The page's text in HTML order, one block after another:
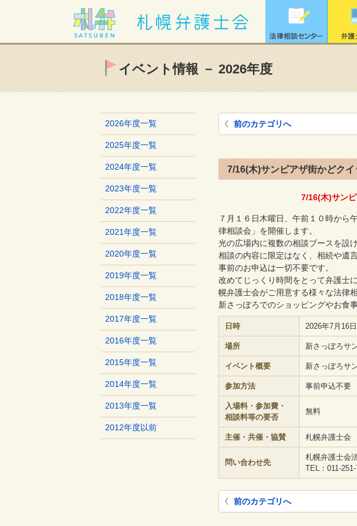
イベント情報 － 2026年度
2026年度一覧
2025年度一覧
2024年度一覧
2023年度一覧
2022年度一覧
2021年度一覧
2020年度一覧
2019年度一覧
2018年度一覧
2017年度一覧
2016年度一覧
2015年度一覧
2014年度一覧
2013年度一覧
2012年度以前
前のカテゴリへ
7/16(木)サンピアザ街かどクイ
7/16(木)サン
７月１６日木曜日、午前１０時から
律相談会」を開催します。
光の広場内に複数の相談ブースを設
相談の内容に限定はなく、相続や遺
事前のお申込は一切不要です。
改めてじっくり時間をとって弁護士
幌弁護士会がご用意する様々な法律
新さっぽろでのショッピングやお食
日時 2026年7月16
場所 新さっぽろサ
イベント概要 新さっぽろサ
参加方法 事前申込不要
入場料・参加費・
相談料等の要否
無料
主催・共催・協賛 札幌弁護士会
問い合わせ先
札幌弁護士会
TEL：011-
前のカテゴリへ